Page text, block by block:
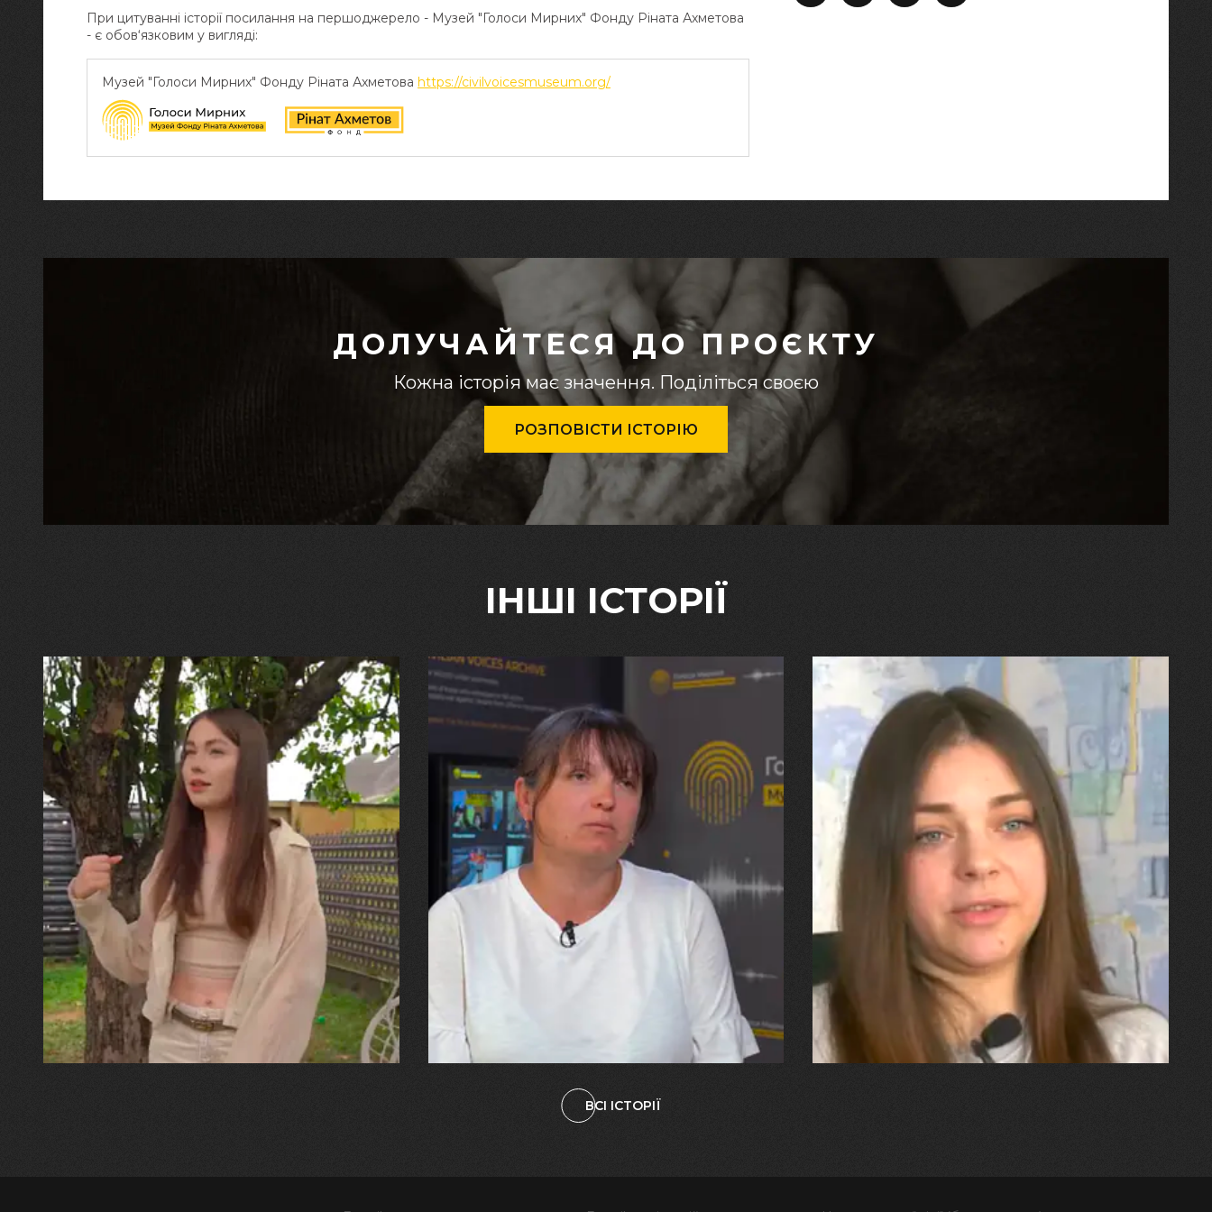
При цитуванні історії посилання на першоджерело - Музей "Голоси Мирних" Фонду Ріната Ахметова
- є обов‘язковим у вигляді:
Музей "Голоси Мирних" Фонду Ріната Ахметова https://civilvoicesmuseum.org/
ДОЛУЧАЙТЕСЯ ДО ПРОЄКТУ
Кожна історія має значення. Поділіться своєю
РОЗПОВІСТИ ІСТОРІЮ
ІНШІ ІСТОРІЇ
30.07.2026
Калина, Дарина та Віра Папроцькі
"Хвиля була, як від моря,
прозора і велика… Я ледве
встигла схопити племінницю"
29.07.2026
Марина, Ваїд та Аміна Харченко
"Попри всі втрати, ми не
зламалися: тепер я бачу
свого вбитого чоловіка у
наших дітях"
27.07.2026
"Я перенесла 11 операцій, та
плакала від фантомного
болю. Але маленька донька
бере за руку і змушує йти
далі"
ВСІ ІСТОРІЇ